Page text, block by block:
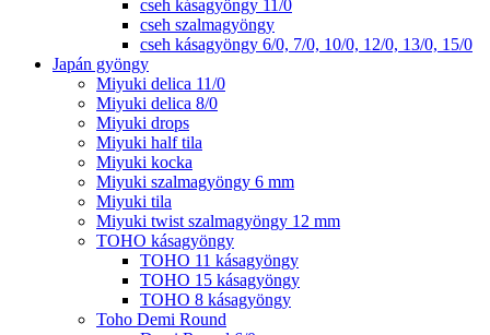
cseh kásagyöngy 11/0
cseh szalmagyöngy
cseh kásagyöngy 6/0, 7/0, 10/0, 12/0, 13/0, 15/0
Japán gyöngy
Miyuki delica 11/0
Miyuki delica 8/0
Miyuki drops
Miyuki half tila
Miyuki kocka
Miyuki szalmagyöngy 6 mm
Miyuki tila
Miyuki twist szalmagyöngy 12 mm
TOHO kásagyöngy
TOHO 11 kásagyöngy
TOHO 15 kásagyöngy
TOHO 8 kásagyöngy
Toho Demi Round